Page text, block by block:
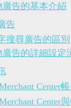
廣告的基本介紹
告
搜尋廣告的區別
廣告的詳細設定
Center
Center